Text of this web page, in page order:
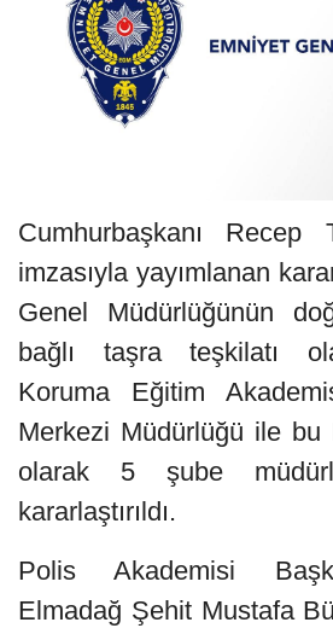
Cumhurbaşkanı Recep
imzasıyla yayımlanan
Genel Müdürlüğünün
bağlı taşra teşkilatı
Koruma Eğitim
Merkezi Müdürlüğü ile bu
olarak 5 şube
kararlaştırıldı.
Polis Akademisi
Elmadağ Şehit Mustafa